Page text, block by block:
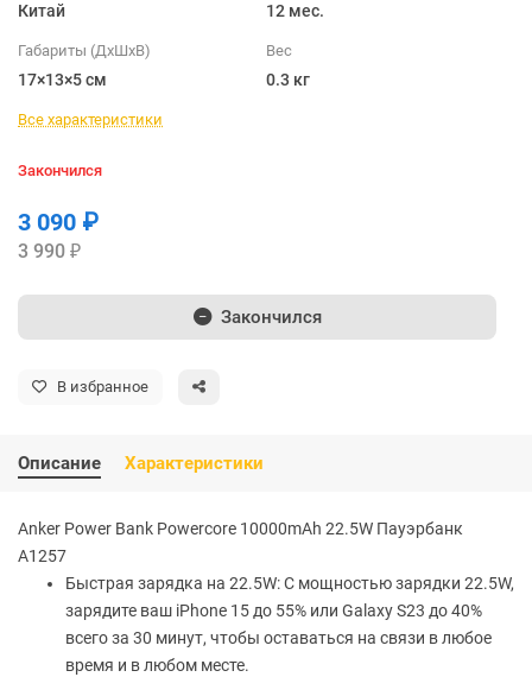
Китай 12 мес.
Габариты (ДхШхВ)
17×13×5 см
Вес
0.3 кг
Все характеристики
Закончился
3 090 ₽
3 990 ₽
Закончился
В избранное
Описание Характеристики
Anker Power Bank Powercore 10000mAh 22.5W Пауэрбанк
A1257
Быстрая зарядка на 22.5W: С мощностью зарядки 22.5W,
зарядите ваш iPhone 15 до 55% или Galaxy S23 до 40%
всего за 30 минут, чтобы оставаться на связи в любое
время и в любом месте.